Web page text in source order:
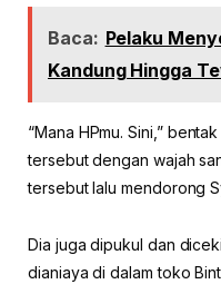
Baca: Pelaku
Kandung Hingga
“Mana HPmu. Sini,”
tersebut dengan wajah
tersebut lalu mendorong
Dia juga dipukul dan
dianiaya di dalam toko